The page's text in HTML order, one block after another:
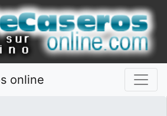
online